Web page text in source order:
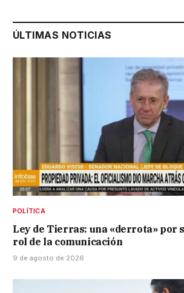
ÚLTIMAS NOTICIAS
POLÍTICA
Ley de Tierras: una «derrota» por
rol de la comunicación
9 de agosto de 2026